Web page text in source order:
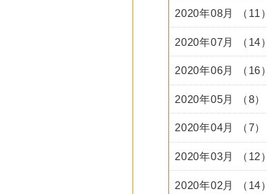
2020年08月 （11）
2020年07月 （14）
2020年06月 （16）
2020年05月 （8）
2020年04月 （7）
2020年03月 （12）
2020年02月 （14）